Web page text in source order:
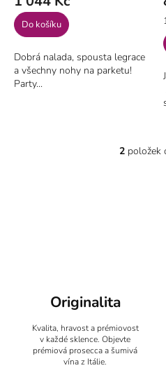
Do košíku
Dobrá nalada, spousta legrace
a všechny nohy na parketu!
Party...
O
2položek
Originalita
Kvalita, hravost a prémiovost
v každé sklence. Objevte
prémiová prosecca a šumivá
vína z Itálie.